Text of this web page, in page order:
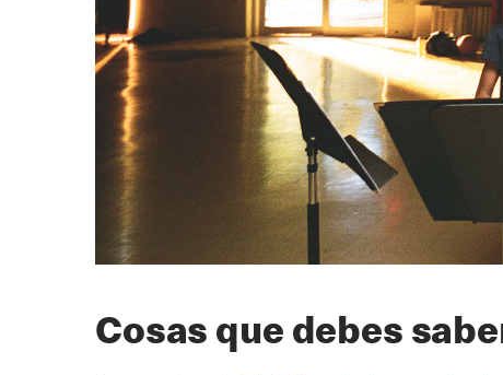
Cosas que debes